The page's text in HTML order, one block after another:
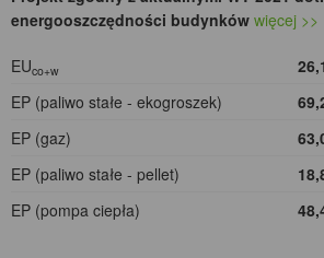
energooszczędności budynków więcej >>
EUco+w
EP (paliwo stałe - ekogroszek)
EP (gaz)
EP (paliwo stałe - pellet)
EP (pompa ciepła)